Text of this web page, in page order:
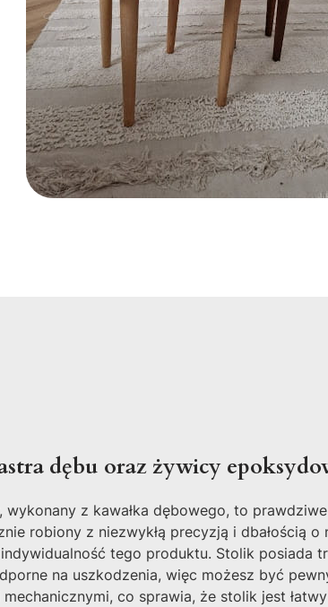
dębu oraz żywicy
, wykonany z kawałka dębowego, to
robiony z niezwykłą precyzją i dbałością
tego produktu. Stolik posiada
na uszkodzenia, więc możesz być
mechanicznymi, co sprawia, że stolik jest